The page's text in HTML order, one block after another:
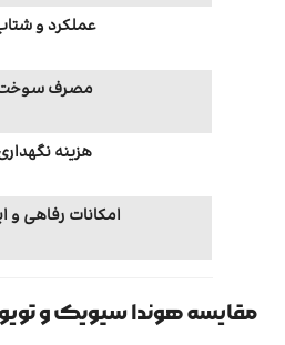
عملکرد و
مصرف
هزینه
امکانات رفاهی و
مقایسه هوندا سیویک و